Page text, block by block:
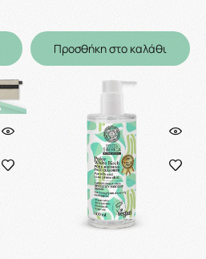
Προσθήκη στο καλάθι